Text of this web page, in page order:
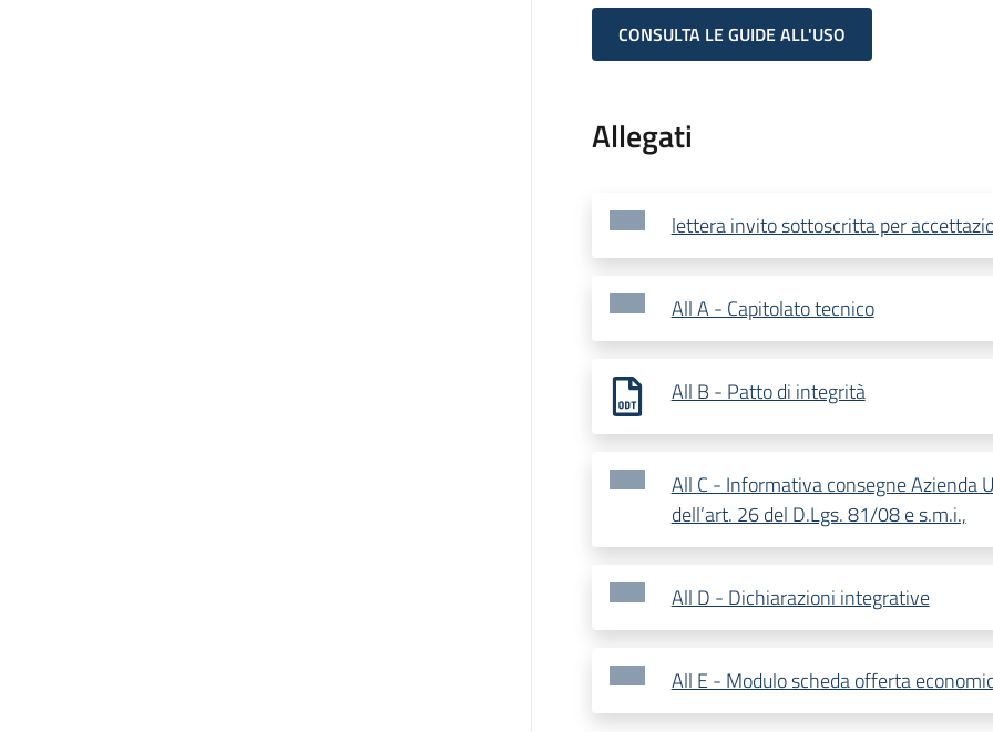
CONSULTA LE GUIDE ALL'USO
Allegati
lettera invito sottoscritta per
All A - Capitolato tecnico
All B - Patto di integrità
All C - Informativa consegne Azienda
dell’art. 26 del D.Lgs. 81/08 e s.m.i.,
All D - Dichiarazioni integrative
All E - Modulo scheda offerta